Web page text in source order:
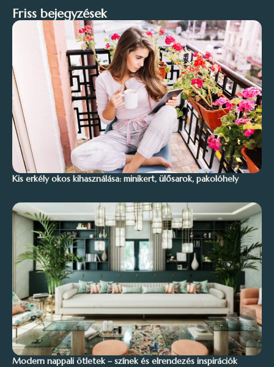
Friss bejegyzések
Kis erkély okos kihasználása: minikert, ülősarok, pakolóhely
Modern nappali ötletek – színek és elrendezés inspirációk